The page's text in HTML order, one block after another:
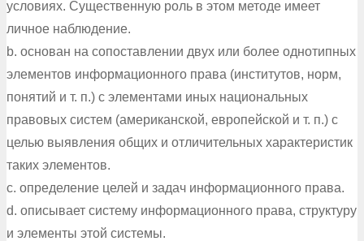
условиях. Существенную роль в этом методе имеет
личное наблюдение.
b. основан на сопоставлении двух или более однотипных
элементов информационного права (институтов, норм,
понятий и т. п.) с элементами иных национальных
правовых систем (американской, европейской и т. п.) с
целью выявления общих и отличительных характеристик
таких элементов.
c. определение целей и задач информационного права.
d. описывает систему информационного права, структуру
и элементы этой системы.